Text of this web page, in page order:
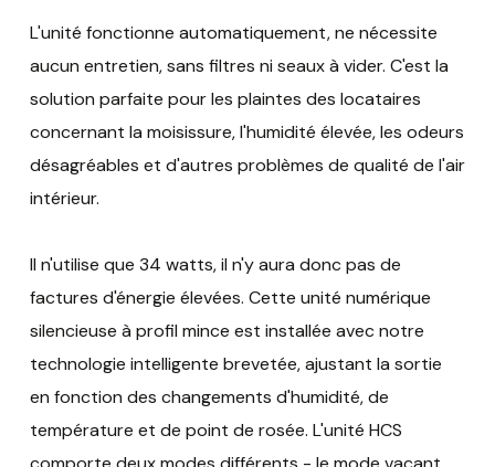
L'unité fonctionne automatiquement, ne nécessite
aucun entretien, sans filtres ni seaux à vider. C'est la
solution parfaite pour les plaintes des locataires
concernant la moisissure, l'humidité élevée, les odeurs
désagréables et d'autres problèmes de qualité de l'air
intérieur.
Il n'utilise que 34 watts, il n'y aura donc pas de
factures d'énergie élevées. Cette unité numérique
silencieuse à profil mince est installée avec notre
technologie intelligente brevetée, ajustant la sortie
en fonction des changements d'humidité, de
température et de point de rosée. L'unité HCS